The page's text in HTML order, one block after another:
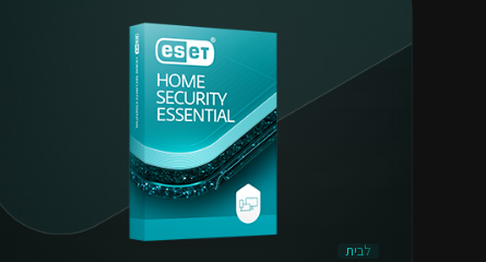
לבית